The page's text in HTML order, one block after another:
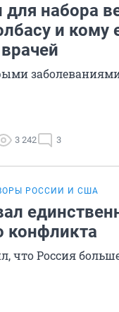
набора
и кому
заболеваниями
3 242 3
РОССИИ И США
конфликта
что Россия